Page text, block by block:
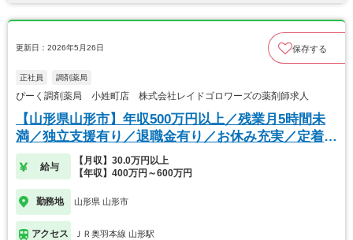
更新日：2026年5月26日 保存する
正社員 調剤薬局
ぴーく調剤薬局 小姓町店 株式会社レイドゴロワーズの薬剤師求人
【山形県山形市】年収500万円以上／残業月5時間未
満／独立支援有り／退職金有り／お休み充実／定着率
◎
給与
【月収】30.0万円以上
【年収】400万円～600万円
勤務地 山形県 山形市
アクセス ＪＲ奥羽本線 山形駅